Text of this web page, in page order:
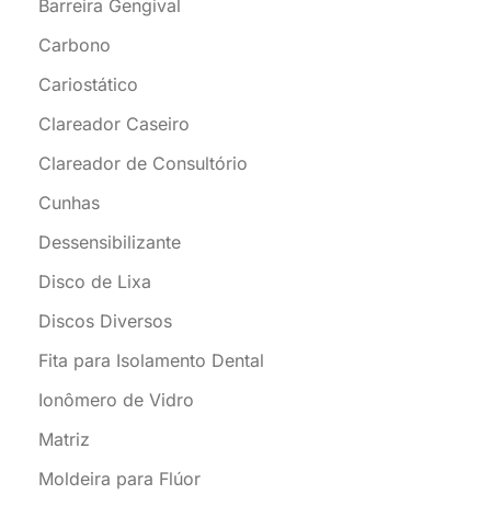
Barreira Gengival
Carbono
Cariostático
Clareador Caseiro
Clareador de Consultório
Cunhas
Dessensibilizante
Disco de Lixa
Discos Diversos
Fita para Isolamento Dental
Ionômero de Vidro
Matriz
Moldeira para Flúor